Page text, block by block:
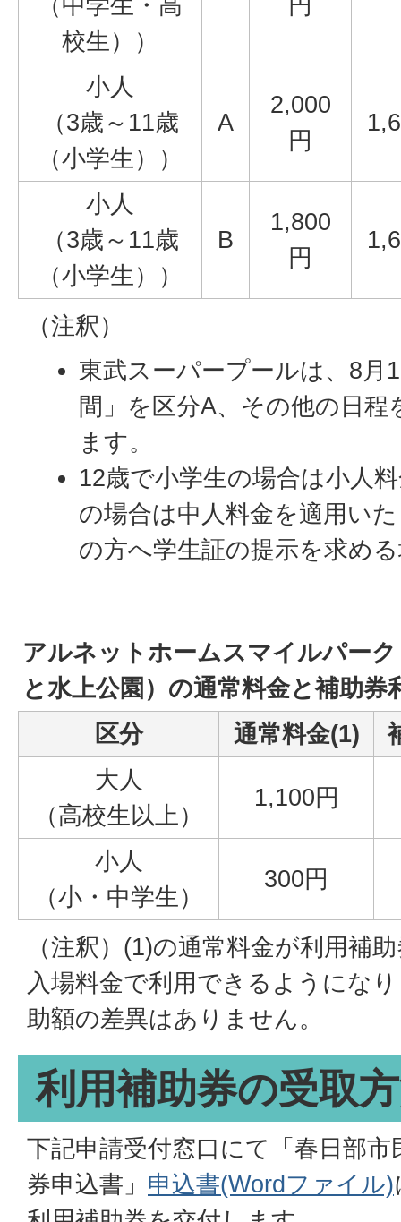
校生））
小人
（3歳～11歳
（小学生））
A
2,000
円
小人
（3歳～11歳
（小学生））
B
1,800
円
（注釈）
東武スーパープールは、8月
間」を区分A、その他の日
ます。
12歳で小学生の場合は小人
の場合は中人料金を適用い
の方へ学生証の提示を求め
アルネットホームスマイルパー
と水上公園）の通常料金と補助券
区分
通常料金(1)
大人
（高校生以上）
1,100円
小人
（小・中学生）
300円
（注釈）(1)の通常料金が利用補
入場料金で利用できるようにな
助額の差異はありません。
利用補助券の受取
下記申請受付窓口にて「春日部
券申込書」 申込書(Wordファイル)